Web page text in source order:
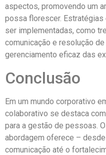
aspectos, promovendo um
possa florescer.
ser implementadas, como
comunicação e resolução
gerenciamento eficaz das
Conclusão
Em um mundo corporativo
colaborativo se destaca
para a gestão de pessoas.
abordagem oferece –
comunicação até o